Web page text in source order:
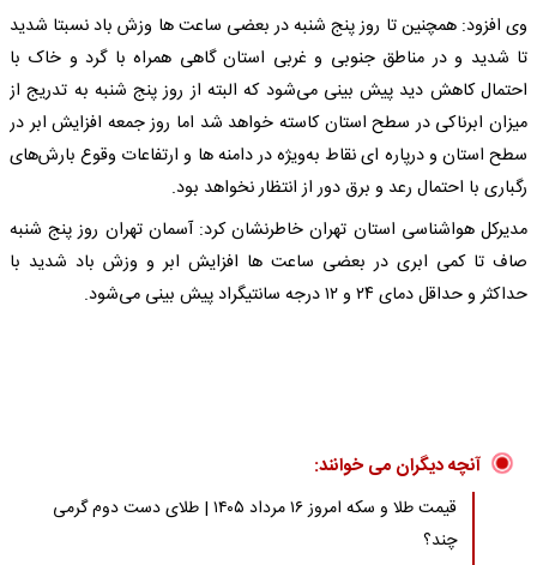
وی افزود: همچنین تا روز پنج شنبه در بعضی ساعت‌ ها وزش باد نسبتا شدید
تا شدید و در مناطق جنوبی و غربی استان گاهی همراه با گرد و خاک با
احتمال کاهش دید پیش‌ بینی می‌شود که البته از روز پنج شنبه به تدریج از
میزان ابرناکی در سطح استان کاسته خواهد شد اما روز جمعه افزایش ابر در
سطح استان و درپاره‌ ای نقاط به‌ویژه در دامنه‌ ها و ارتفاعات وقوع بارش‌های
رگباری با احتمال رعد و برق دور از انتظار نخواهد بود.
مدیرکل هواشناسی استان تهران خاطرنشان کرد: آسمان تهران روز پنج شنبه
صاف تا کمی ابری در بعضی ساعت‌ ها افزایش ابر و وزش باد شدید با
حداکثر و حداقل دمای ۲۴ و ۱۲ درجه سانتیگراد پیش بینی می‌شود.
آنچه دیگران می خوانند:
قیمت طلا و سکه امروز ۱۶ مرداد ۱۴۰۵ | طلای دست دوم گرمی
چند؟